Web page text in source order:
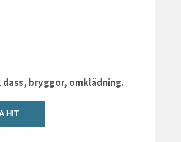
bryggor, omklädning.
HIT